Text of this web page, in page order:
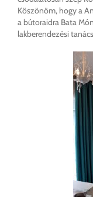
Köszönöm, hogy a
a bútoraidra Bata
lakberendezési